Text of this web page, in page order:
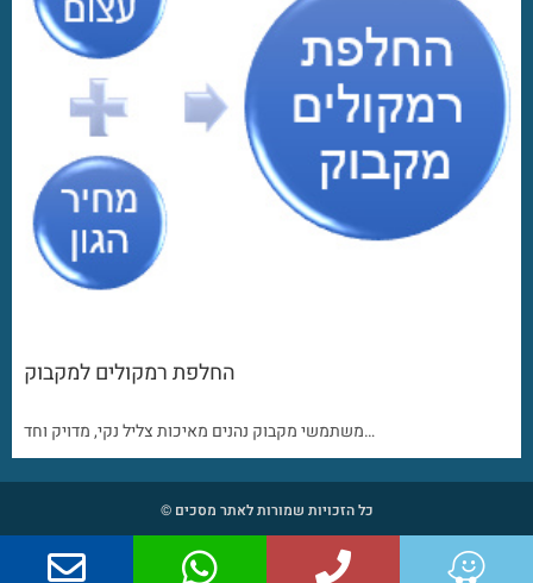
החלפת רמקולים למקבוק
משתמשי מקבוק נהנים מאיכות צליל נקי, מדויק וחד…
כל הזכויות שמורות לאתר מסכים ©